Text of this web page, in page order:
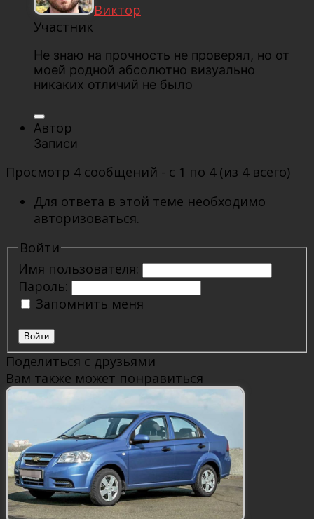
Виктор
Участник
Не знаю на прочность не проверял, но от
моей родной абсолютно визуально
никаких отличий не было
Автор
Записи
Просмотр 4 сообщений - с 1 по 4 (из 4 всего)
Для ответа в этой теме необходимо
авторизоваться.
Войти
Имя пользователя:
Пароль:
Запомнить меня
Войти
Поделиться с друзьями
Вам также может понравиться